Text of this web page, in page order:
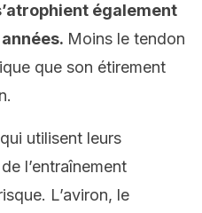
également
Moins le tendon
que son étirement
utilisent leurs
l’entraînement
L’aviron, le